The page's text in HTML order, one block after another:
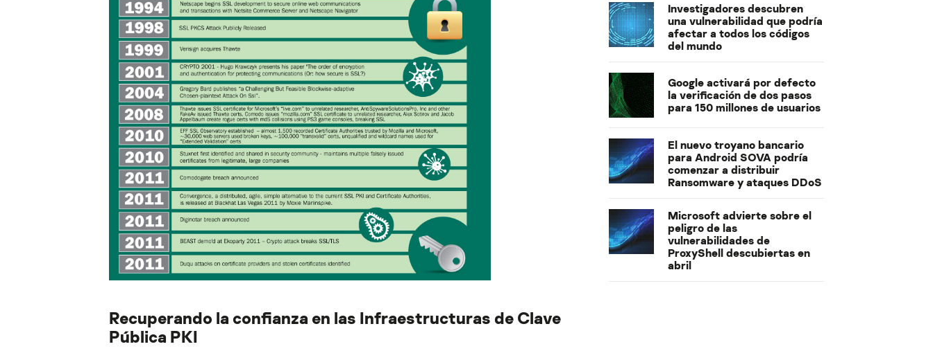
Recuperando la confianza en las Infraestructuras de Clave
Pública PKI
Investigadores descubren
una vulnerabilidad que podría
afectar a todos los códigos
del mundo
Google activará por defecto
la verificación de dos pasos
para 150 millones de usuarios
El nuevo troyano bancario
para Android SOVA podría
comenzar a distribuir
Ransomware y ataques DDoS
Microsoft advierte sobre el
peligro de las
vulnerabilidades de
ProxyShell descubiertas en
abril